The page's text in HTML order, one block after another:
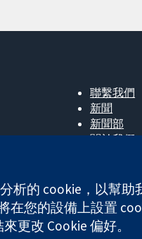
聯繫我們
新聞
新聞部
關於我們
& Wales. VAT
析的 cookie，以幫助
在您的設備上設置
更改 Cookie 偏好。